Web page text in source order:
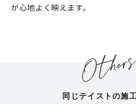
が心地よく映えます。
同じテイストの施